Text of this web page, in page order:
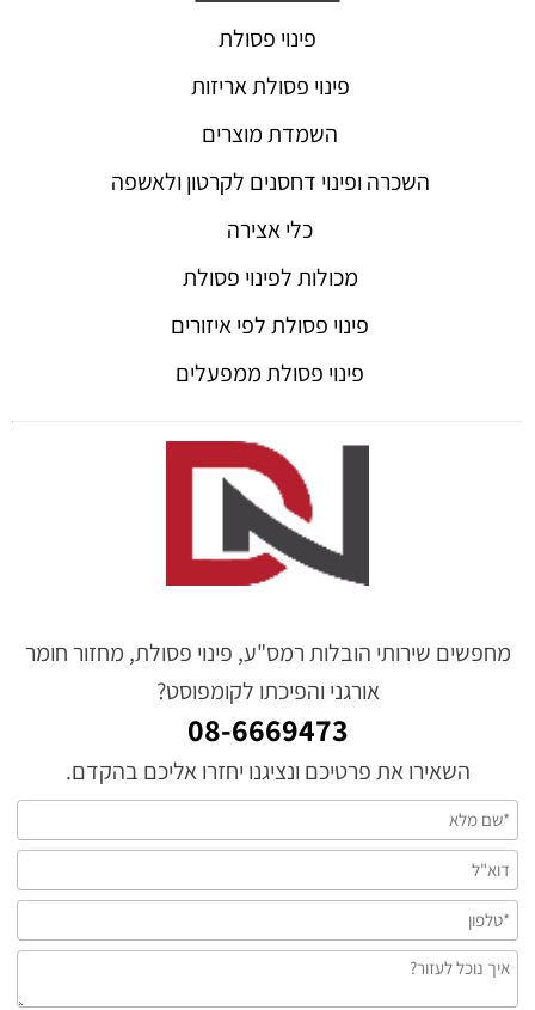
פינוי פסולת
פינוי פסולת אריזות
השמדת מוצרים
השכרה ופינוי דחסנים לקרטון ולאשפה
כלי אצירה
מכולות לפינוי פסולת
פינוי פסולת לפי איזורים
פינוי פסולת ממפעלים
מחפשים שירותי הובלות רמס"ע, פינוי פסולת, מחזור חומר
אורגני והפיכתו לקומפוסט?
08-6669473
השאירו את פרטיכם ונציגנו יחזרו אליכם בהקדם.